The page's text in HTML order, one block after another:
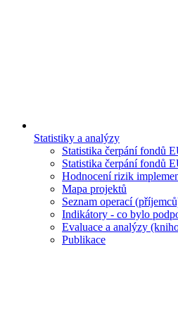
Statistiky a analýzy
Statistika čerpání fondů
Statistika čerpání fondů
Hodnocení rizik
Mapa projektů
Seznam operací
Indikátory - co bylo
Evaluace a analýzy
Publikace